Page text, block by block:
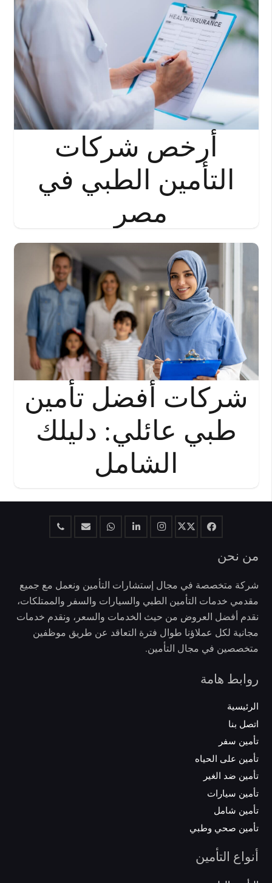
أرخص شركات
التأمين الطبي في
مصر
شركات أفضل تأمين
طبي عائلي: دليلك
الشامل
من نحن
شركة متخصصة في مجال إستشارات التأمين ونعمل مع جميع
مقدمي خدمات التأمين الطبي والسيارات والسفر والممتلكات،
نقدم أفضل العروض من حيث الخدمات والسعر، ونقدم خدمات
مجانية لكل عملاؤنا طوال فترة التعاقد عن طريق موظفين
متخصصين في مجال التأمين.
روابط هامة
الرئيسية
اتصل بنا
تأمين سفر
تأمين على الحياه
تأمين ضد الغير
تأمين سيارات
تأمين شامل
تأمين صحي وطبي
أنواع التأمين